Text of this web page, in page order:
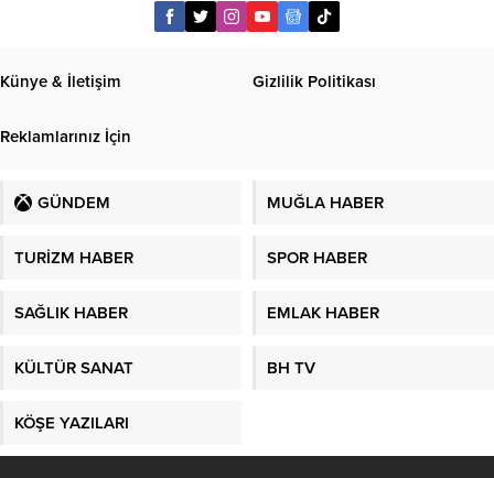
Künye & İletişim Gizlilik Politikası
Reklamlarınız İçin
GÜNDEM MUĞLA HABER
TURİZM HABER SPOR HABER
SAĞLIK HABER EMLAK HABER
KÜLTÜR SANAT BH TV
KÖŞE YAZILARI